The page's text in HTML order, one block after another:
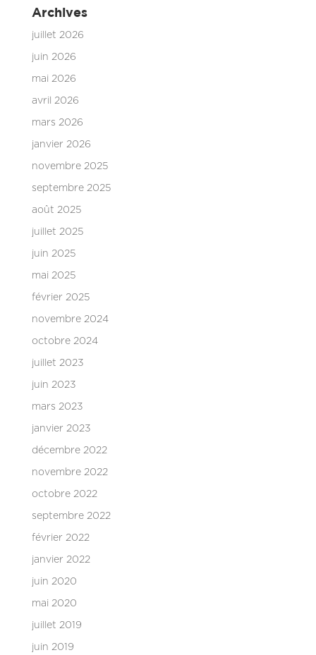
Archives
juillet 2026
juin 2026
mai 2026
avril 2026
mars 2026
janvier 2026
novembre 2025
septembre 2025
août 2025
juillet 2025
juin 2025
mai 2025
février 2025
novembre 2024
octobre 2024
juillet 2023
juin 2023
mars 2023
janvier 2023
décembre 2022
novembre 2022
octobre 2022
septembre 2022
février 2022
janvier 2022
juin 2020
mai 2020
juillet 2019
juin 2019